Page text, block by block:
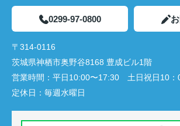
0299-97-0800
〒314-0116
茨城県神栖市奥野谷8168 豊成ビル1階
営業時間： 平日10:00〜17:30 土日祝日10：
定休日： 毎週水曜日